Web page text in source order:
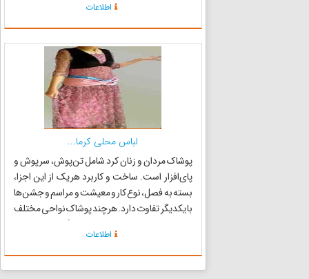
علت داشتن ادبیات مکتوب اهمیت خاصی دارد . با
این حال نفوذ زبان‌های دیگر...
اطلاعات
لباس محلی کرما...
پوشاک مردان و زنان کرد شامل تن‌پوش، سرپوش و
پای‌افزار است. ساخت و کاربرد هریک از این اجزا،
بسته به فصل، نوع کار و معیشت و مراسم و جشن‌ها
با یکدیگر تفاوت دارد. هرچند پوشاک نواحی مختلف
کردستان مانند اورامان، سقز، بانه، گروس، سنندج،
مریوان و... متفاوت است، اما از نظر پوشش کامل
بدن، همه ب...
اطلاعات